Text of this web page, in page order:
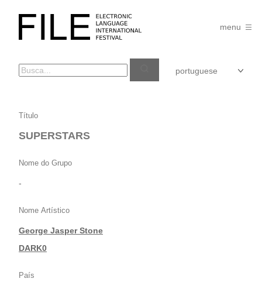
FILE
FESTIVAL
menu
SUPERSTARS
Título
SUPERSTARS
Nome do Grupo
-
Nome Artístico
George Jasper Stone
|DARK0
País